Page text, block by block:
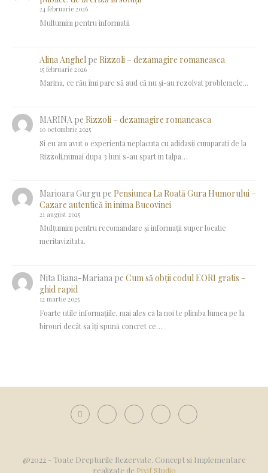
24 februarie 2026
Multumim pentru informatii
Alina Anghel pe Rizzoli – dezamagire romaneasca
15 februarie 2026
Marina, ce rău îmi pare să aud că nu și-au rezolvat problemele...
MARINApe Rizzoli – dezamagire romaneasca
10 octombrie 2025
Si eu am avut o experienta neplacuta cu adidasii cumparati de la
Rizzoli,numai dupa 3 luni s-au spart in talpa…
Marioara Gurgupe Pensiunea La Roată Gura Humorului –
Cazare autentică în inima Bucovinei
21 august 2025
Mulțumim pentru recomandare și informații super locatie
meritavizitata.
Nita Diana-Marianape Cum să obții codul EORI gratis –
ghid rapid
12 martie 2025
Foarte utile informațiile, mai ales ca la noi te plimba lumea pe la
birouri decât sa îți spună concret ce…
@2022 - Toate Drepturile Rezervate. Concept si Implementare
realizate de Pixif Studio